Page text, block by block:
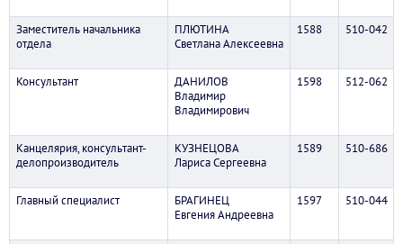
Заместитель начальника
отдела
ПЛЮТИНА
Светлана Алексеевна
1588 510-042
Консультант
ДАНИЛОВ
Владимир
Владимирович
1598 512-062
Канцелярия, консультант-
делопроизводитель
КУЗНЕЦОВА
Лариса Сергеевна
1589 510-686
Главный специалист
БРАГИНЕЦ
Евгения Андреевна
1597 510-044